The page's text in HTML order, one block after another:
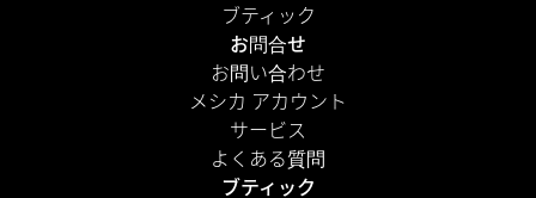
ブティック
お問合せ
お問い合わせ
メシカ アカウント
サービス
よくある質問
ブティック